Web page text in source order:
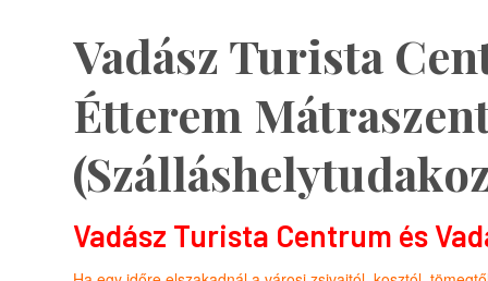
Vadász Turista
Étterem
Vadász Turista Centrum és